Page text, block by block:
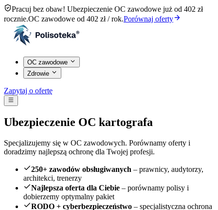
Pracuj bez obaw! Ubezpieczenie OC zawodowe już od 402 zł
rocznie.OC zawodowe od 402 zł / rok.Porównaj oferty
OC zawodowe
Zdrowie
Zapytaj o ofertę
Ubezpieczenie OC kartografa
Specjalizujemy się w OC zawodowych. Porównamy oferty i
doradzimy najlepszą ochronę dla Twojej profesji.
250+ zawodów obsługiwanych – prawnicy, audytorzy,
architekci, trenerzy
Najlepsza oferta dla Ciebie – porównamy polisy i
dobierzemy optymalny pakiet
RODO + cyberbezpieczeństwo – specjalistyczna ochrona